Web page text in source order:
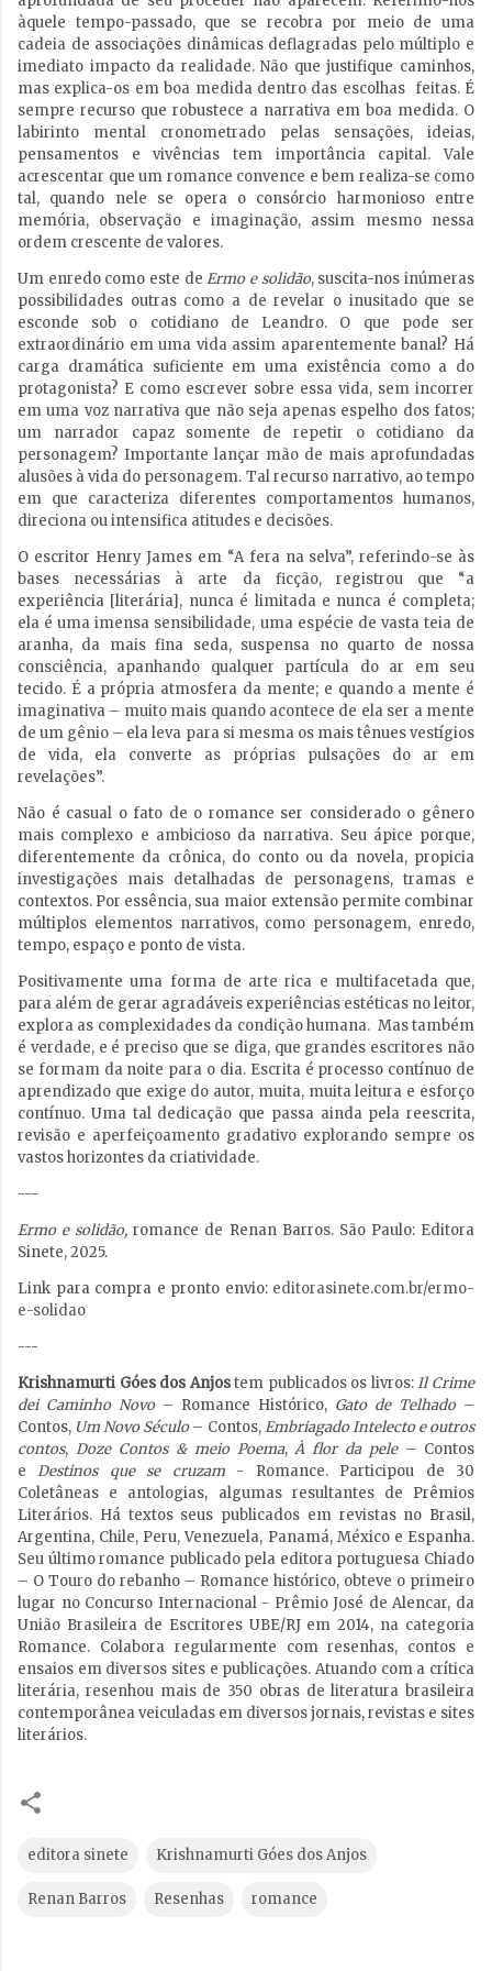
àquele tempo-passado, que se recobra por meio de uma
cadeia de associações dinâmicas deflagradas pelo múltiplo e
imediato impacto da realidade. Não que justifique caminhos,
mas explica-os em boa medida dentro das escolhas feitas. É
sempre recurso que robustece a narrativa em boa medida. O
labirinto mental cronometrado pelas sensações, ideias,
pensamentos e vivências tem importância capital. Vale
acrescentar que um romance convence e bem realiza-se como
tal, quando nele se opera o consórcio harmonioso entre
memória, observação e imaginação, assim mesmo nessa
ordem crescente de valores.
Um enredo como este deErmo e solidão, suscita-nos inúmeras
possibilidades outras como a de revelar o inusitado que se
esconde sob o cotidiano de Leandro. O que pode ser
extraordinário em uma vida assim aparentemente banal? Há
carga dramática suficiente em uma existência como a do
protagonista? E como escrever sobre essa vida, sem incorrer
em uma voz narrativa que não seja apenas espelho dos fatos;
um narrador capaz somente de repetir o cotidiano da
personagem? Importante lançar mão de mais aprofundadas
alusões à vida do personagem. Tal recurso narrativo, ao tempo
em que caracteriza diferentes comportamentos humanos,
direciona ou intensifica atitudes e decisões.
O escritor Henry James em “A fera na selva”, referindo-se às
bases necessárias à arte da ficção, registrou que “a
experiência [literária], nunca é limitada e nunca é completa;
ela é uma imensa sensibilidade, uma espécie de vasta teia de
aranha, da mais fina seda, suspensa no quarto de nossa
consciência, apanhando qualquer partícula do ar em seu
tecido. É a própria atmosfera da mente; e quando a mente é
imaginativa – muito mais quando acontece de ela ser a mente
de um gênio – ela leva para si mesma os mais tênues vestígios
de vida, ela converte as próprias pulsações do ar em
revelações”.
Não é casual o fato de o romance ser considerado o gênero
mais complexo e ambicioso da narrativa. Seu ápice porque,
diferentemente da crônica, do conto ou da novela, propicia
investigações mais detalhadas de personagens, tramas e
contextos. Por essência, sua maior extensão permite combinar
múltiplos elementos narrativos, como personagem, enredo,
tempo, espaço e ponto de vista.
Positivamente uma forma de arte rica e multifacetada que,
para além de gerar agradáveis experiências estéticas no leitor,
explora as complexidades da condição humana. Mas também
é verdade, e é preciso que se diga, que grandes escritores não
se formam da noite para o dia. Escrita é processo contínuo de
aprendizado que exige do autor, muita, muita leitura e esforço
contínuo. Uma tal dedicação que passa ainda pela reescrita,
revisão e aperfeiçoamento gradativo explorando sempre os
vastos horizontes da criatividade.
---
Ermo e solidão,romance de Renan Barros. São Paulo: Editora
Sinete, 2025.
Link para compra e pronto envio: editorasinete.com.br/ermo-
e-solidao
---
Krishnamurti Góes dos Anjostem publicados os livros:Il Crime
dei Caminho Novo– Romance Histórico, Gato de Telhado–
Contos, Um Novo Século– Contos,Embriagado Intelecto e outros
contos, Doze Contos & meio Poema,À flor da pele– Contos
eDestinos que se cruzam - Romance. Participou de 30
Coletâneas e antologias, algumas resultantes de Prêmios
Literários. Há textos seus publicados em revistas no Brasil,
Argentina, Chile, Peru, Venezuela, Panamá, México e Espanha.
Seu último romance publicado pela editora portuguesa Chiado
– O Touro do rebanho – Romance histórico, obteve o primeiro
lugar no Concurso Internacional - Prêmio José de Alencar, da
União Brasileira de Escritores UBE/RJ em 2014, na categoria
Romance. Colabora regularmente com resenhas, contos e
ensaios em diversos sites e publicações. Atuando com a crítica
literária, resenhou mais de 350 obras de literatura brasileira
contemporânea veiculadas em diversos jornais, revistas e sites
literários.
editora sinete Krishnamurti Góes dos Anjos
Renan Barros Resenhas romance